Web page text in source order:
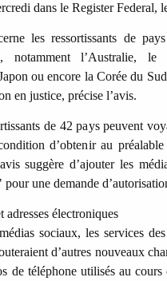
dans le Register Federal,
les ressortissants de
notamment l’Australie, le
ou encore la Corée du
en justice, précise l’avis.
de 42 pays peuvent
d’obtenir au
suggère d’ajouter les
une demande
adresses électroniques
sociaux, les services
d’autres nouveaux
de téléphone utilisés au cours